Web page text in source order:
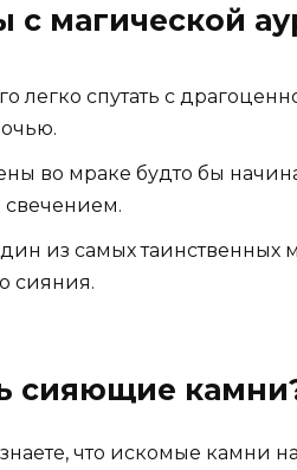
с магической
легко спутать с
во мраке будто бы
из самых таинственных
сияния.
сияющие
что искомые камни